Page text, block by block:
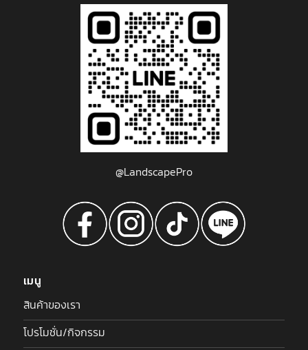
@LandscapePro
เมนู
สินค้าของเรา
โปรโมชั่น/กิจกรรม